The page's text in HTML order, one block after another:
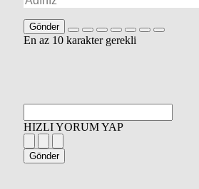
Gönder
En az 10 karakter gerekli
HIZLI YORUM YAP
Gönder